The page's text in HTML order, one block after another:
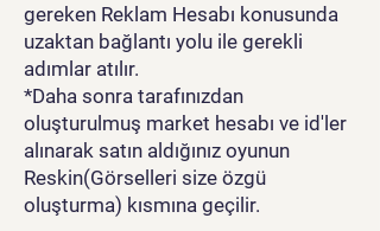
gereken Reklam Hesabı konusunda
uzaktan bağlantı yolu ile gerekli
adımlar atılır.
*Daha sonra tarafınızdan
oluşturulmuş market hesabı ve id'ler
alınarak satın aldığınız oyunun
Reskin(Görselleri size özgü
oluşturma) kısmına geçilir.